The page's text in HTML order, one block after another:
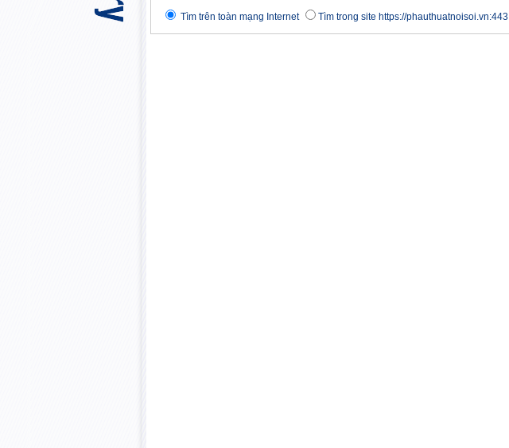
Tìm trên toàn mạng Internet Tìm trong site https://phauthuatnoisoi.vn:443